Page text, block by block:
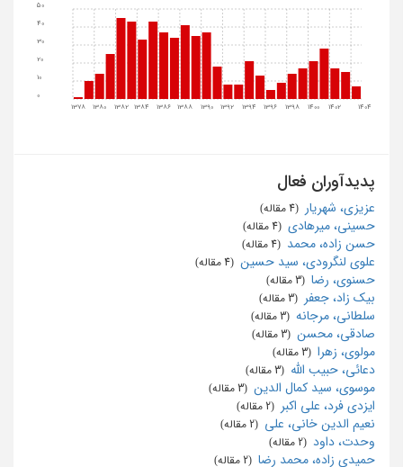
1378 1380 1382 1384 1386 1388 1390 1392 1394 1396 1398 1400 1402 1404
10
20
30
40
50
پدیدآوران فعال
عزیزی، شهریار
حسینی، میرهادی
حسن زاده، محمد
علوی لنگرودی، سید حسین
حسنوی، رضا
بیک زاد، جعفر
سلطانی، مرجانه
صادقی، محسن
مولوی، زهرا
دعائی، حبیب الله
موسوی، سید کمال الدین
ایزدی فرد، علی اکبر
نعیم الدین خانی، علی
وحدت، داود
حمیدی زاده، محمد رضا